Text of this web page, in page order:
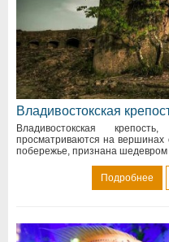
Владивостокская
Владивостокская
просматриваются на вершинах
побережье, признана шедевром
Подробнее